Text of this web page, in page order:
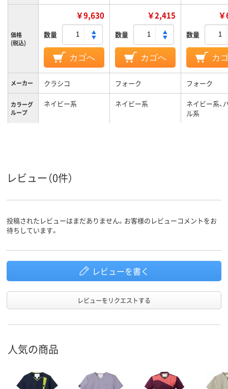
価格
(税込)
￥9,630
数量
カゴへ
￥2,415
数量
カゴへ
数量
カ
メーカー クラシコ フォーク フォーク
カラーグ
ループ
ネイビー系 ネイビー系
ネイビー系、
ル系
レビュー（0件）
投稿されたレビューはまだありません。お客様のレビューコメントをお
待ちしています。
レビューを書く
レビューをリクエストする
人気の商品